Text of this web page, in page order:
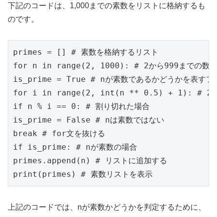
下記のコードは、1,000までの素数をリストに格納するも
のです。
primes = [] # 素数を格納するリスト
for n in range ( 2 , 1000 ): # 2から999までの数
is_prime = True # nが素数であるかどうかを表すフ
for i in range ( 2 , int (n ** 0.5 ) + 1 ): # 2
if n % i == 0 : # 割り切れた場合
is_prime = False # nは素数ではない
break # for文を抜ける
if is_prime: # nが素数の場合
primes.append(n) # リストに追加する
print (primes) # 素数リストを表示
上記のコードでは、nが素数かどうかを判定するために、